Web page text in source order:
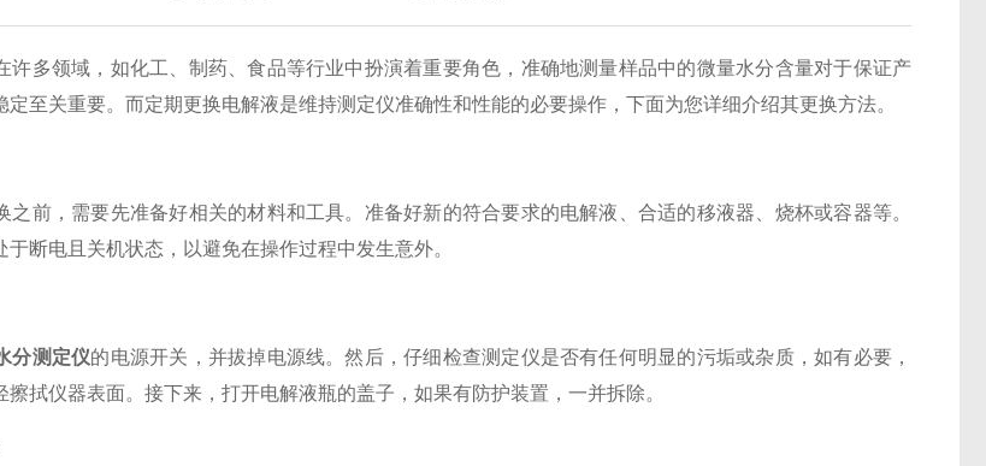
多领域，如化工、制药、食品等行业中扮演着重要角色，准确地测量样品中的微量水分含量对于保证产
定至关重要。而定期更换电解液是维持测定仪准确性和性能的必要操作，下面为您详细介绍其更换方法。
，需要先准备好相关的材料和工具。准备好新的符合要求的电解液、合适的移液器、烧杯或容器等。
于断电且关机状态，以避免在操作过程中发生意外。
分测定仪的电源开关，并拔掉电源线。然后，仔细检查测定仪是否有任何明显的污垢或杂质，如有必要，
拭仪器表面。接下来，打开电解液瓶的盖子，如果有防护装置，一并拆除。